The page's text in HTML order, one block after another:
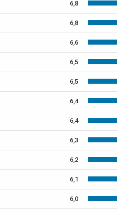
6,8
6,8
6,6
6,5
6,5
6,4
6,4
6,3
6,2
6,1
6,0